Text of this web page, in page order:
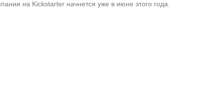
на Kickstarter начнется уже в июне этого года.